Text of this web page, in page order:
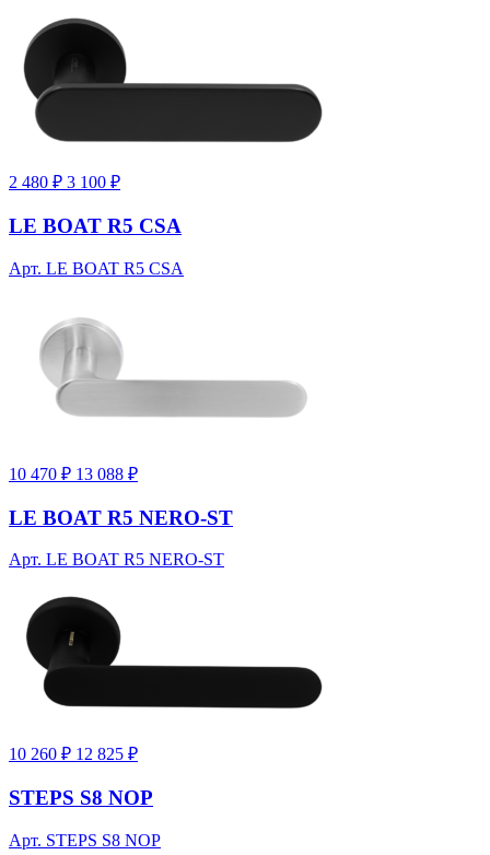
2 480 ₽ 3 100 ₽
LE BOAT R5 CSA
Арт. LE BOAT R5 CSA
10 470 ₽ 13 088 ₽
LE BOAT R5 NERO-ST
Арт. LE BOAT R5 NERO-ST
10 260 ₽ 12 825 ₽
STEPS S8 NOP
Арт. STEPS S8 NOP